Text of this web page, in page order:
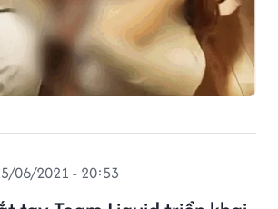
06/2021 - 20:53